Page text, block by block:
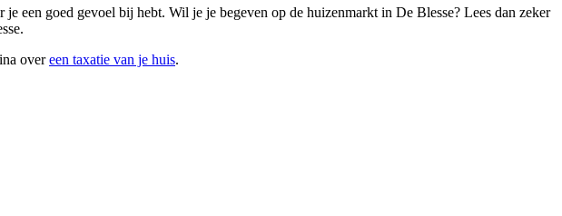
een goed gevoel bij hebt. Wil je je begeven op de huizenmarkt in De Blesse? Lees dan zeker
overeen taxatie van je huis.